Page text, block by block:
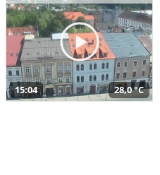
15:04 28,0 °C